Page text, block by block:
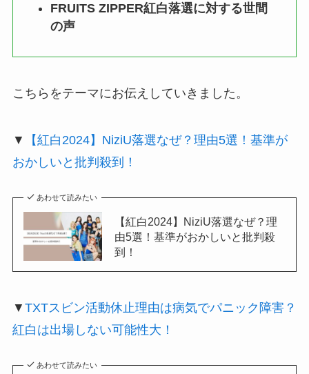
FRUITS ZIPPER紅白落選に対する世間
の声
こちらをテーマにお伝えしていきました。
▼
【紅白2024】NiziU落選なぜ？理由5選！基準が
おかしいと批判殺到！
あわせて読みたい
【紅白2024】NiziU落選なぜ？理
由5選！基準がおかしいと批判殺
到！
▼ TXTスビン活動休止理由は病気でパニック障害？
紅白は出場しない可能性大！
あわせて読みたい